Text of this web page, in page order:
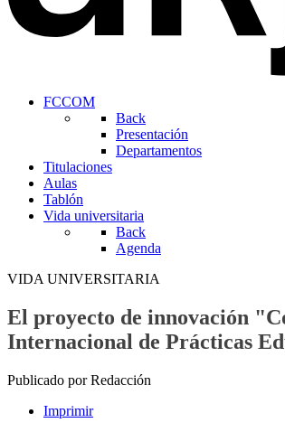
FCCOM
Back
Presentación
Departamentos
Titulaciones
Aulas
Tablón
Vida universitaria
Back
Agenda
VIDA UNIVERSITARIA
El proyecto de innovación
Internacional de Prácticas
Publicado por Redacción
Imprimir